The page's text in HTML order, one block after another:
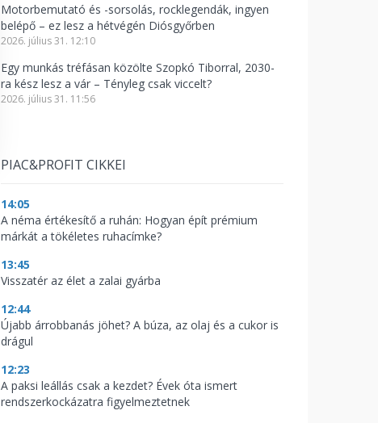
Motorbemutató és -sorsolás, rocklegendák, ingyen
belépő – ez lesz a hétvégén Diósgyőrben
2026. július 31. 12:10
Egy munkás tréfásan közölte Szopkó Tiborral, 2030-
ra kész lesz a vár – Tényleg csak viccelt?
2026. július 31. 11:56
PIAC&PROFIT CIKKEI
14:05
A néma értékesítő a ruhán: Hogyan épít prémium
márkát a tökéletes ruhacímke?
13:45
Visszatér az élet a zalai gyárba
12:44
Újabb árrobbanás jöhet? A búza, az olaj és a cukor is
drágul
12:23
A paksi leállás csak a kezdet? Évek óta ismert
rendszerkockázatra figyelmeztetnek